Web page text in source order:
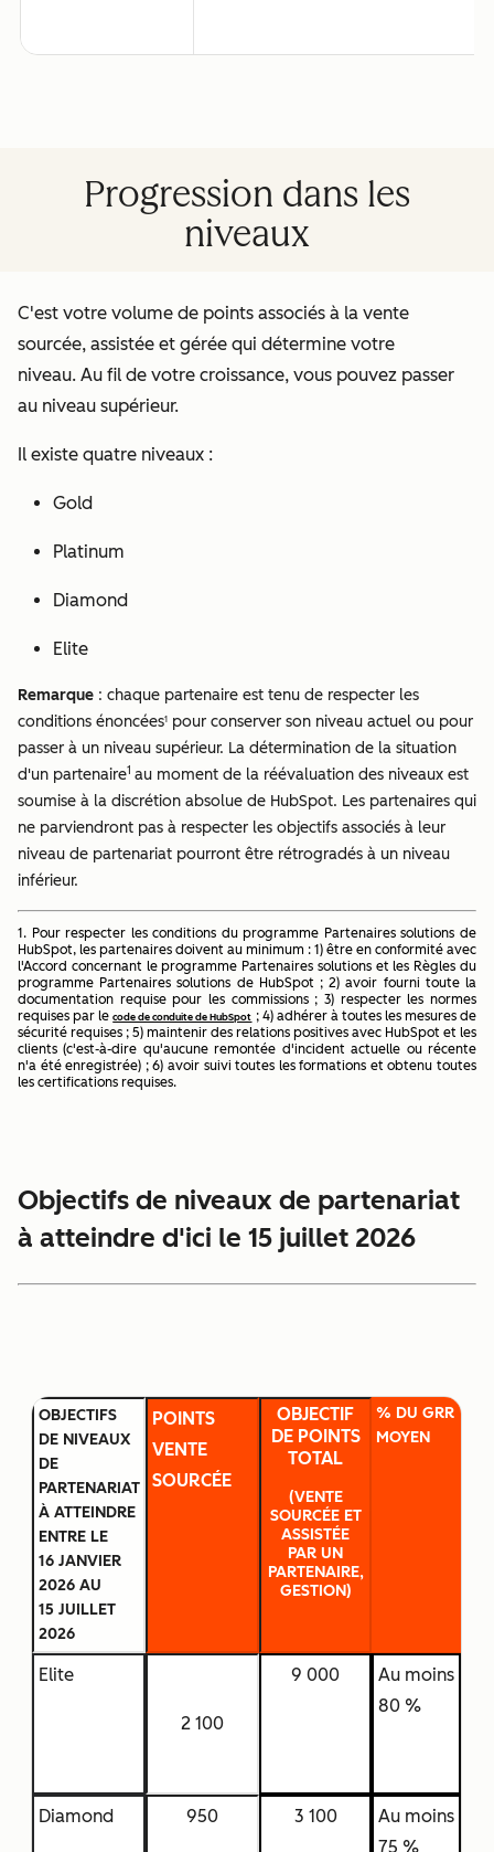
Progression dans les
niveaux
C'est votre volume de points associés à la vente
sourcée, assistée et gérée qui détermine votre
niveau. Au fil de votre croissance, vous pouvez passer
au niveau supérieur.
Il existe quatre niveaux :
Gold
Platinum
Diamond
Elite
Remarque : chaque partenaire est tenu de respecter les
conditions énoncées1 pour conserver son niveau actuel ou pour
passer à un niveau supérieur. La détermination de la situation
d'un partenaire1 au moment de la réévaluation des niveaux est
soumise à la discrétion absolue de HubSpot. Les partenaires qui
ne parviendront pas à respecter les objectifs associés à leur
niveau de partenariat pourront être rétrogradés à un niveau
inférieur.
1. Pour respecter les conditions du programme Partenaires solutions de
HubSpot, les partenaires doivent au minimum : 1) être en conformité avec
l'Accord concernant le programme Partenaires solutions et les Règles du
programme Partenaires solutions de HubSpot ; 2) avoir fourni toute la
documentation requise pour les commissions ; 3) respecter les normes
requises par lecode de conduite de HubSpot ; 4) adhérer à toutes les mesures de
sécurité requises ; 5) maintenir des relations positives avec HubSpot et les
clients (c'est-à-dire qu'aucune remontée d'incident actuelle ou récente
n'a été enregistrée) ; 6) avoir suivi toutes les formations et obtenu toutes
les certifications requises.
Objectifs de niveaux de partenariat
à atteindre d'ici le 15 juillet 2026
OBJECTIFS
DE NIVEAUX
DE
PARTENARIAT
À ATTEINDRE
ENTRE LE
16 JANVIER
2026 AU
15 JUILLET
2026
POINTS
VENTE
SOURCÉE
OBJECTIF
DE POINTS
TOTAL
(VENTE
SOURCÉE ET
ASSISTÉE
PAR UN
PARTENAIRE,
GESTION)
% DU GRR
MOYEN
Elite
2 100
9 000
Au moins
80 %
Diamond 950 3 100
Au moins
75 %